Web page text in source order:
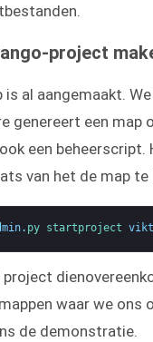
project
is al aangemaakt.
genereert een map
een
van het de map
. py startproject
waar we ons
de demonstratie.